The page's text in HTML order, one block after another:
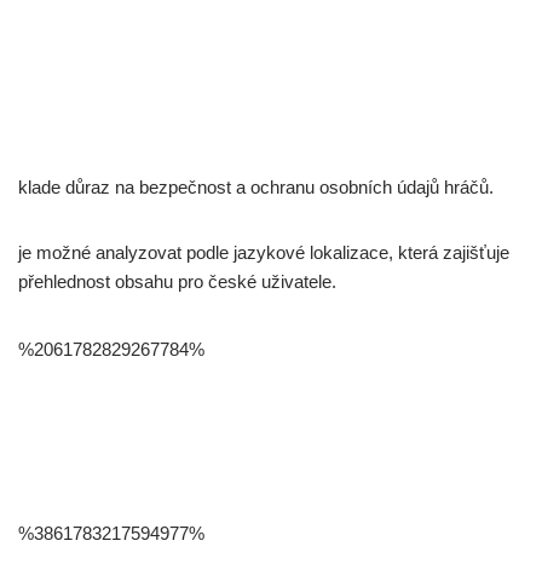
klade důraz na bezpečnost a ochranu osobních údajů hráčů.
je možné analyzovat podle jazykové lokalizace, která zajišťuje
přehlednost obsahu pro české uživatele.
%2061782829267784%
%3861783217594977%